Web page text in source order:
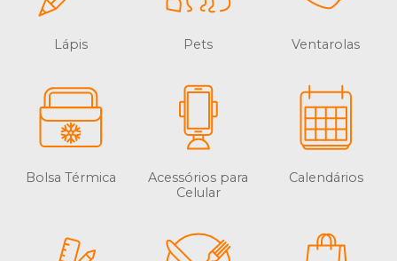
Lápis Pets Ventarolas
Bolsa Térmica
Acessórios para
Celular
Calendários